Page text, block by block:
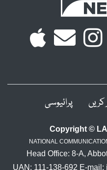
کریں پرائیوسی
Copyright ©
NATIONAL
Head Office: 8-A,
UAN: 111-138-692 E-